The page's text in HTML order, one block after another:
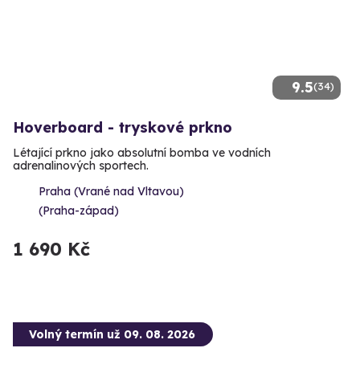
9.5(34)
Hoverboard - tryskové prkno
Létající prkno jako absolutní bomba ve vodních
adrenalinových sportech.
Praha (Vrané nad Vltavou)
(Praha-západ)
1 690 Kč
Volný termín už 09. 08. 2026